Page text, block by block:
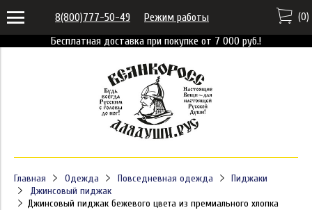
Бесплатная доставка при покупке от 7 000 руб.!
8(800)777-50-49 Режим работы (0)
Главная Одежда Повседневная одежда
Пиджаки
Джинсовый пиджак
Джинсовый пиджак бежевого цвета из премиального хлопка